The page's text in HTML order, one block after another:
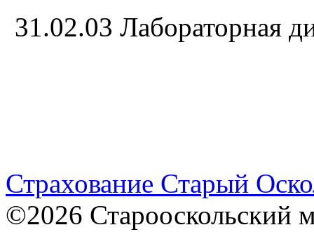
31.02.03 Лабораторная
Страхование Старый
©2026 Старооскольский